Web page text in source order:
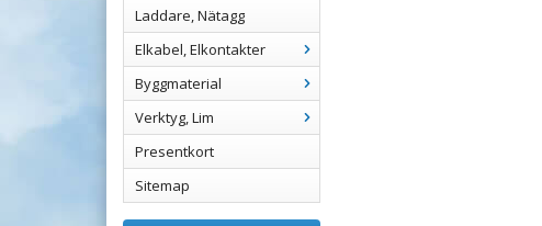
Laddare, Nätagg
Elkabel, Elkontakter
Byggmaterial
Verktyg, Lim
Presentkort
Sitemap